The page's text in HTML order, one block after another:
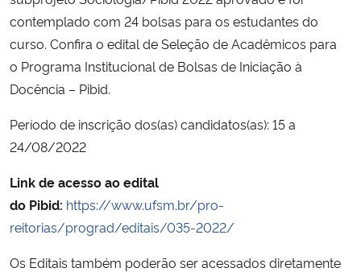
Ministério do Turismo
Ministério do Desenvolvimento Regional
Controladoria-Geral da União
Secretaria-Geral
contemplado com 24 bolsas para os estudantes do
curso. Confira o edital de Seleção de Acadêmicos para
o Programa Institucional de Bolsas de Iniciação à
Docência – Pibid.
Período de inscrição dos(as) candidatos(as): 15 a
24/08/2022
Link de acesso ao edital
do Pibid: https://www.ufsm.br/pro-
reitorias/prograd/editais/035-2022/
Os Editais também poderão ser acessados diretamente